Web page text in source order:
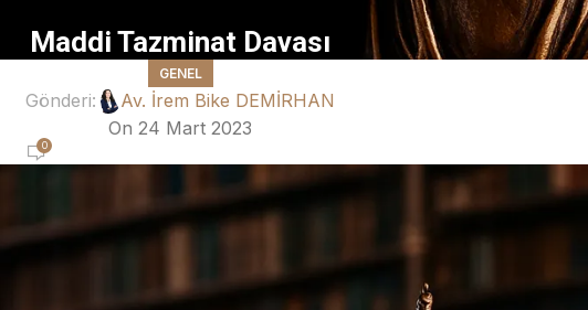
Maddi Tazminat Davası
GENEL
Gönderi:
Av. İrem Bike DEMİRHAN
On 24 Mart 2023
0